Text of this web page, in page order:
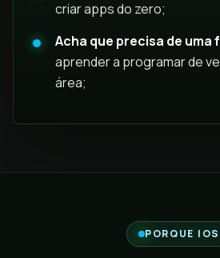
criar apps do zero;
Acha que precisa de uma
aprender a programar de
área;
PORQUE IOS